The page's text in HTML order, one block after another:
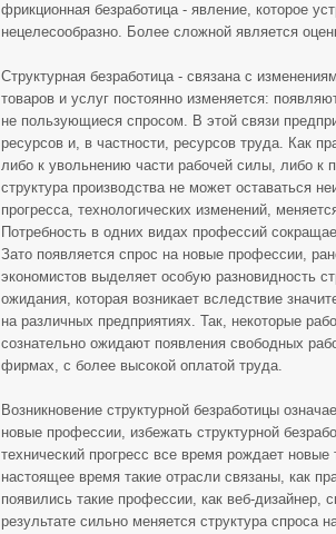
фрикционная безработица - явление, которое
нецелесообразно. Более сложной является
Структурная безработица - связана с
товаров и услуг постоянно изменяется:
не пользующиеся спросом. В этой связи
ресурсов и, в частности, ресурсов труда. Как
либо к увольнению части рабочей силы, либо к
структура производства не может оставаться
прогресса, технологических изменений,
Потребность в одних видах профессий
Зато появляется спрос на новые профессии,
экономистов выделяет особую разновидность
ожидания, которая возникает вследствие
на различных предприятиях. Так, некоторые
сознательно ожидают появления свободных
фирмах, с более высокой оплатой труда.
Возникновение структурной безработицы
новые профессии, избежать структурной
технический прогресс все время рождает
настоящее время такие отрасли связаны, как
появились такие профессии, как веб-дизайнер,
результате сильно меняется структура